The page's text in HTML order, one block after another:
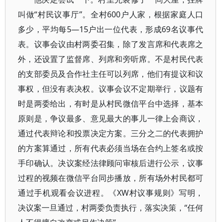
叫做“村民议事厅”。全村600户人家，根据家庭人口
多少，平均每5—15户出一位代表，形成69名议事代
表。议事会议由村两委召集，除了发言席和代表席之
外，还设置了监督席、列席和旁听席。不是村民代表
的支部委员及合作社主任可以列席，他们有提议和议
事权，但没有表决权。议事会议不定期举行，议题有
时是两委给出，有时是从村民微信平台中选择，基本
原则是，争议最多、意见最大的事儿一律上会商议，
通过代表辩论和投票决定方案。三分之二的代表拥护
的方案算通过，所有代表必须当场在合约上签名或按
手印确认。决议案经法律顾问审核后进行公示，议事
过程的视频在微信平台同步播放，所有场外村民都可
通过手机观看会议进程。《XW村议事规则》写明，
决议案一旦通过，村两委负责执行，落实决策，“任何